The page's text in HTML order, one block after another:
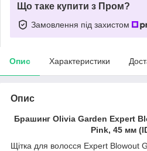
Що таке купити з Пром?
Замовлення під захистом
Опис Характеристики
Опис
Брашинг Olivia Garden Expert
Pink, 45 мм
Щітка для волосся Expert Blowout